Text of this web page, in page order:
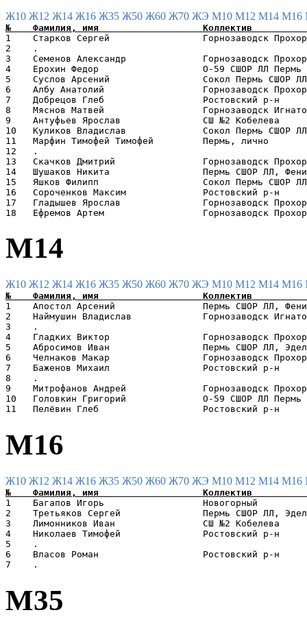
Ж10 Ж12 Ж14 Ж16 Ж35 Ж50 Ж60 Ж70 ЖЭ М10 М12 М14 М16
1    Старков Сергей                 Горнозаводск
2    .
3    Семенов Александр              Горнозаводск
4    Ерохин Федор                   O-59 СШОР ЛЛ
5    Суслов Арсений                 Сокол Пермь
6    Албу Анатолий                  Горнозаводск
7    Добрецов Глеб                  Ростовский
8    Мяснов Матвей                  Горнозаводск
9    Антуфьев Ярослав               СШ №2
10   Куликов Владислав              Сокол Пермь
11   Марфин Тимофей Тимофей         Пермь,
12   .
13   Скачков Дмитрий                Горнозаводск
14   Шушаков Никита                 Пермь СШОР ЛЛ,
15   Яшков Филипп                   Сокол Пермь
16   Сороченков Максим              Ростовский
17   Гладышев Ярослав               Горнозаводск
М14
Ж10 Ж12 Ж14 Ж16 Ж35 Ж50 Ж60 Ж70 ЖЭ М10 М12 М14 М16
1    Апостол Арсений                Пермь СШОР ЛЛ,
2    Наймушин Владислав             Горнозаводск
3    .
4    Гладких Виктор                 Горнозаводск
5    Абросимов Иван                 Пермь СШОР ЛЛ,
6    Челнаков Макар                 Горнозаводск
7    Баженов Михаил                 Ростовский
8    .
9    Митрофанов Андрей              Горнозаводск
10   Головкин Григорий              O-59 СШОР ЛЛ
М16
Ж10 Ж12 Ж14 Ж16 Ж35 Ж50 Ж60 Ж70 ЖЭ М10 М12 М14 М16
1    Багапов Игорь                  Новогорный
2    Третьяков Сергей               Пермь СШОР ЛЛ,
3    Лимонников Иван                СШ №2
4    Николаев Тимофей               Ростовский
5    .
6    Власов Роман                   Ростовский
М35